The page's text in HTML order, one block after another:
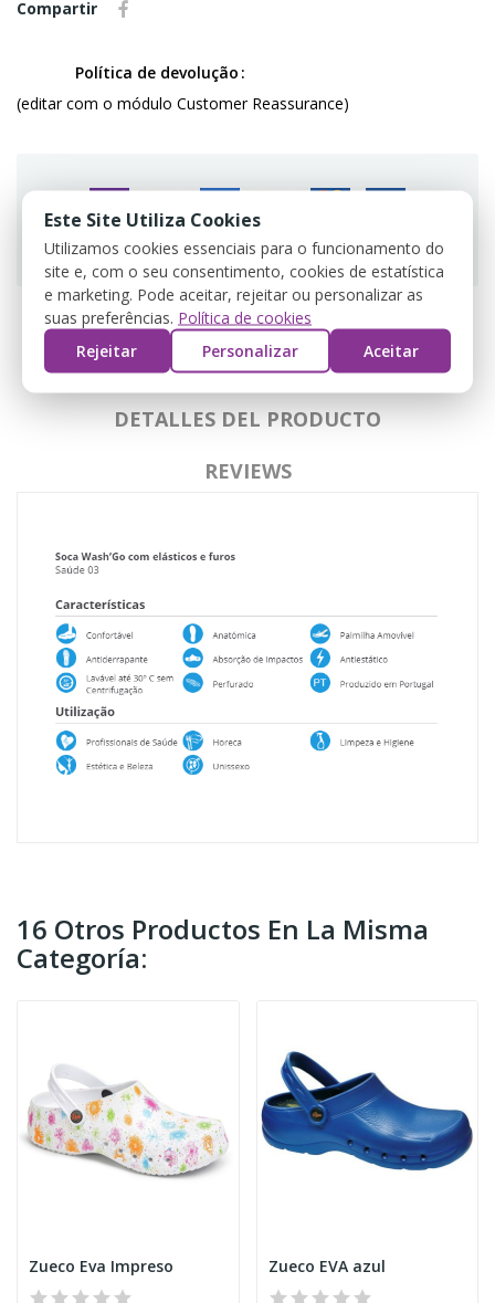
Compartir
Política de devolução
(editar com o módulo Customer Reassurance)
Guarantee safe & secure checkout
DESCRIPCIÓN
DETALLES DEL PRODUCTO
REVIEWS
16 Otros Productos En La Misma
Categoría:
Zueco Eva Impreso Zueco EVA azul
Este Site Utiliza Cookies
Utilizamos cookies essenciais para o funcionamento do
site e, com o seu consentimento, cookies de estatística
e marketing. Pode aceitar, rejeitar ou personalizar as
suas preferências. Política de cookies
Rejeitar
Personalizar Aceitar